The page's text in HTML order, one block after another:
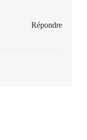
Répondre